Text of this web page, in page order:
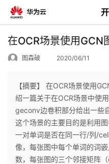
返
个
人
我
在OCR场景使用GCN
图森破 2020/06/11
【摘要】 在OCR场景使用
绍一篇关于在OCR场景中使
geconv边卷积部分给出一些
这个场景的主要目的是利用
一对单词是否在同一行/列/
像，每张图中每个单词的词
数，每张图的三个邻接矩阵